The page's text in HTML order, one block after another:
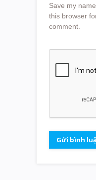
Save my
this browser
comment.